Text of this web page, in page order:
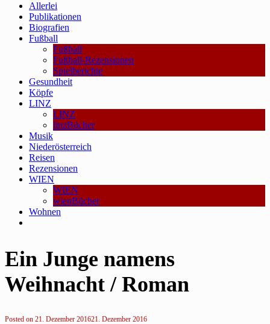
Allerlei
Publikationen
Biografien
Fußball
Fußball
Fußball-Rezensionen
Spielberichte
Gesundheit
Köpfe
LINZ
LINZ
linzBücher
Musik
Niederösterreich
Reisen
Rezensionen
WIEN
WIEN
wienBücher
Wohnen
Ein Junge namens
Weihnacht / Roman
Posted on 21. Dezember 201621. Dezember 2016